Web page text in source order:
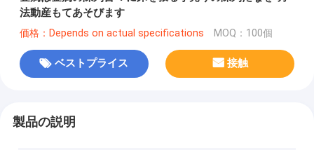
法動産もてあそびます
価格：Depends on actual specifications MOQ：100個
ベストプライス 接触
製品の説明